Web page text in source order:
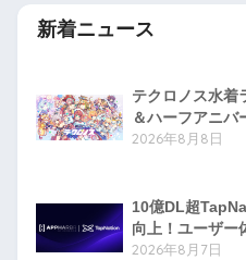
新着ニュース
テクロノス水着
＆ハーフアニバ
2026年8月8日
10億DL超
向上！ユーザー
2026年8月7日